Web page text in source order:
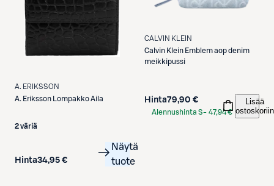
A. ERIKSSON
A. Eriksson Lompakko Aila
2 väriä
Hinta34,95 €
Näytä
tuote
CALVIN KLEIN
Calvin Klein Emblem aop denim
meikkipussi
Hinta79,90 €
Alennushinta S- 47,94 €
Lisää
ostoskoriin